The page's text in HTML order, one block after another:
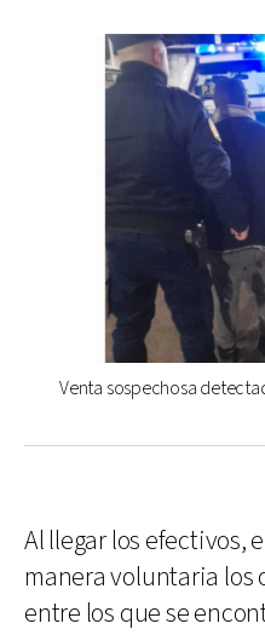
Venta sospechosa
Al llegar los efectivos,
manera voluntaria
entre los que se